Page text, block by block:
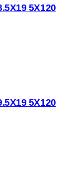
5X120
5X120